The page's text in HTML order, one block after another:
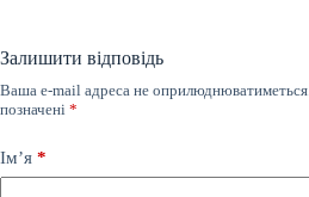
Залишити відповідь
Ваша e-mail адреса не оприлюднюватиметься.
позначені *
Ім’я *